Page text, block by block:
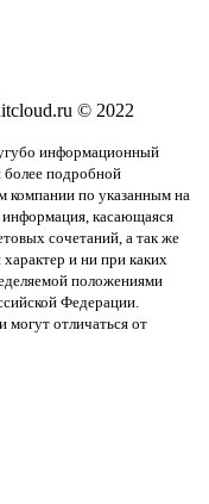
© 2022
информационный
подробной
компании по указанным на
информация, касающаяся
сочетаний, а так же
и ни при каких
положениями
Федерации.
отличаться от